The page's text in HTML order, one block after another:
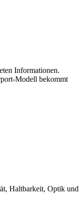
Informationen.
Modell bekommt
Haltbarkeit, Optik und